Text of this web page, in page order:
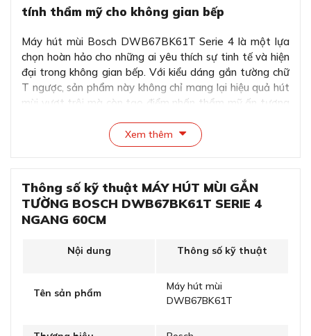
tính thẩm mỹ cho không gian bếp
Máy hút mùi Bosch DWB67BK61T Serie 4 là một lựa
chọn hoàn hảo cho những ai yêu thích sự tinh tế và hiện
đại trong không gian bếp. Với kiểu dáng gắn tường chữ
T ngược, sản phẩm này không chỉ mang lại hiệu quả hút
mùi vượt trội mà còn tạo điểm nhấn thẩm mỹ ấn tượng
Xem thêm
Thông số kỹ thuật MÁY HÚT MÙI GẮN
TƯỜNG BOSCH DWB67BK61T SERIE 4
NGANG 60CM
Nội dung Thông số kỹ thuật
Tên sản phẩm
Máy hút mùi
DWB67BK61T